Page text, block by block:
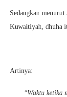
Sedangkan
Kuwaitiyah, dhuha
Artinya:
“Waktu ketika